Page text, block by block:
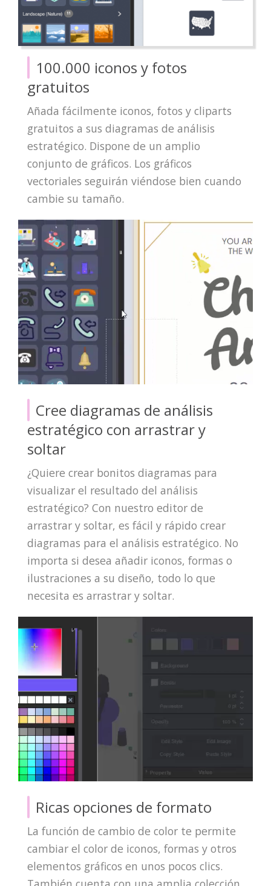
100.000 iconos y fotos
gratuitos
Añada fácilmente iconos, fotos y cliparts
gratuitos a sus diagramas de análisis
estratégico. Dispone de un amplio
conjunto de gráficos. Los gráficos
vectoriales seguirán viéndose bien cuando
cambie su tamaño.
Cree diagramas de análisis
estratégico con arrastrar y
soltar
¿Quiere crear bonitos diagramas para
visualizar el resultado del análisis
estratégico? Con nuestro editor de
arrastrar y soltar, es fácil y rápido crear
diagramas para el análisis estratégico. No
importa si desea añadir iconos, formas o
ilustraciones a su diseño, todo lo que
necesita es arrastrar y soltar.
Ricas opciones de formato
La función de cambio de color te permite
cambiar el color de iconos, formas y otros
elementos gráficos en unos pocos clics.